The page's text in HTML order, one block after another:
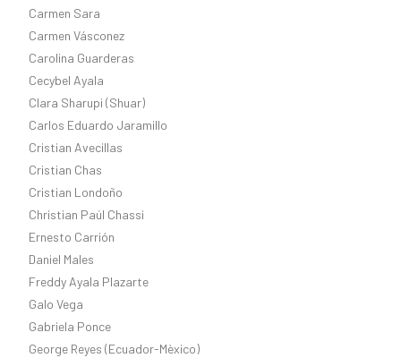
Carmen Sara
Carmen Vásconez
Carolina Guarderas
Cecybel Ayala
Clara Sharupi (Shuar)
Carlos Eduardo Jaramillo
Cristian Avecillas
Cristian Chas
Cristian Londoño
Christian Paúl Chassi
Ernesto Carrión
Daniel Males
Freddy Ayala Plazarte
Galo Vega
Gabriela Ponce
George Reyes (Ecuador-Mèxico)